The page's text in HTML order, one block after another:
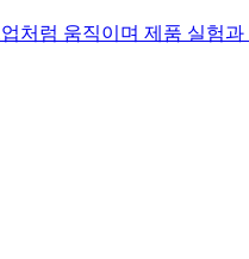
처럼 움직이며 제품 실험